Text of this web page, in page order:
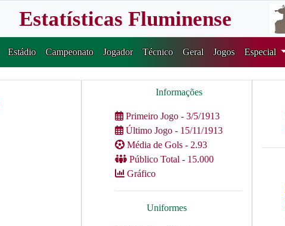
Estatísticas Fluminense
Estádio Campeonato Jogador Técnico Geral Jogos Especial
Informações
Primeiro Jogo - 3/5/1913
Último Jogo - 15/11/1913
Média de Gols - 2.93
Público Total - 15.000
Gráfico
Uniformes